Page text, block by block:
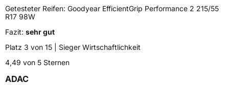
Modellname EfficientGrip Performance 2
Fahrzeugart
Weitere Eigenschaften
Getesteter Reifen: Goodyear EfficientGrip Performance 2 215/55
R17 98W
Fazit: sehr gut
Platz 3 von 15 | Sieger Wirtschaftlichkeit
4,49 von 5 Sternen
ADAC